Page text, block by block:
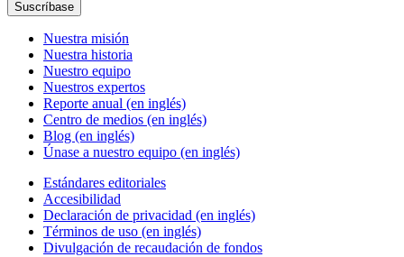
Suscríbase
Nuestra misión
Nuestra historia
Nuestro equipo
Nuestros expertos
Reporte anual (en inglés)
Centro de medios (en inglés)
Blog (en inglés)
Únase a nuestro equipo (en inglés)
Estándares editoriales
Accesibilidad
Declaración de privacidad (en inglés)
Términos de uso (en inglés)
Divulgación de recaudación de fondos